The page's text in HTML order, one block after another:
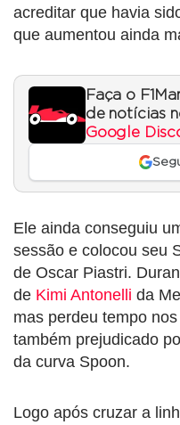
acreditar que havia
que aumentou ainda
Faça o
de notícias
Google
Ele ainda conseguiu
sessão e colocou seu
de Oscar Piastri.
de Kimi Antonelli da
mas perdeu tempo
também prejudicado
da curva Spoon.
Logo após cruzar a